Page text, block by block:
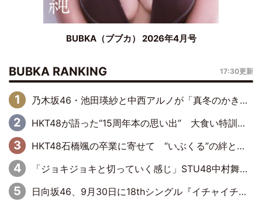
BUBKA（ブブカ） 2026年4月号
BUBKA RANKING 17:30更新
乃木坂46・池田瑛紗と中西アルノが「真冬のかき氷」騒動で火花散らす！ 因縁の裏にあるのは、逆境をともに“凌”ぐ似た者同士の絆
HKT48が語った“15周年本の思い出” 大食い特訓・守護霊企画・制服グラビア…盛りだくさんの裏話
HKT48石橋颯の卒業に寄せて “いぶくる”の絆と後輩・龍頭綺音の決意
「ジョキジョキと切っていく感じ」STU48中村舞、新しい挑戦は自らの手で
日向坂46、9月30日に18thシングル『イチャイチャ虫』の発売決定！ フォーメーションは『日向坂で会いましょう』にて発表